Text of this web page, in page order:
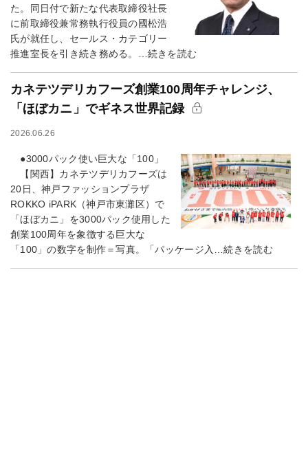
た。同日付で新たな代表取締役社長
に前取締役兼常務執行役員の國松浩
氏が就任し、セールス・カテゴリー
推進室長を引き続き務める。…続きを読む
カネテツデリカフーズ創業100周年チャレンジ、
「ほぼカニ」でギネス世界記録
2026.06.26
●3000パック使い巨大な「100」
【関西】カネテツデリカフーズは
20日、神戸ファッションプラザ
ROKKO iPARK（神戸市東灘区）で
「ほぼカニ」を3000パック使用した
創業100周年を象徴する巨大な
「100」の数字を制作＝写真。「パッケージ入…続きを読む